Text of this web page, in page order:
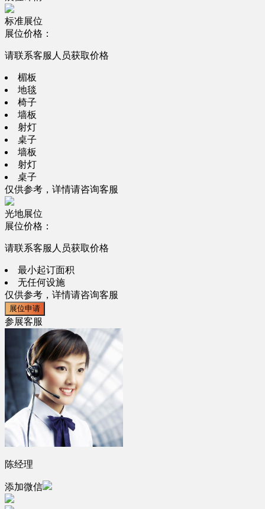
标准展位
展位价格：
请联系客服人员获取价格
楣板
地毯
椅子
墙板
射灯
桌子
墙板
射灯
桌子
仅供参考，详情请咨询客服
光地展位
展位价格：
请联系客服人员获取价格
最小起订面积
无任何设施
仅供参考，详情请咨询客服
展位申请
参展客服
陈经理
添加微信